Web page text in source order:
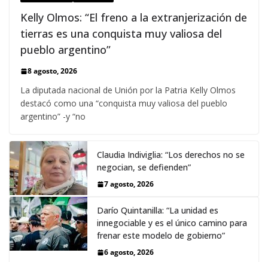
Kelly Olmos: “El freno a la extranjerización de
tierras es una conquista muy valiosa del
pueblo argentino”
8 agosto, 2026
La diputada nacional de Unión por la Patria Kelly Olmos
destacó como una “conquista muy valiosa del pueblo
argentino” -y “no
Claudia Indiviglia: “Los derechos no se
negocian, se defienden”
7 agosto, 2026
Darío Quintanilla: “La unidad es
innegociable y es el único camino para
frenar este modelo de gobierno”
6 agosto, 2026